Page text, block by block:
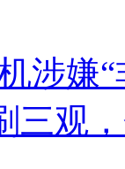
涉嫌
三观